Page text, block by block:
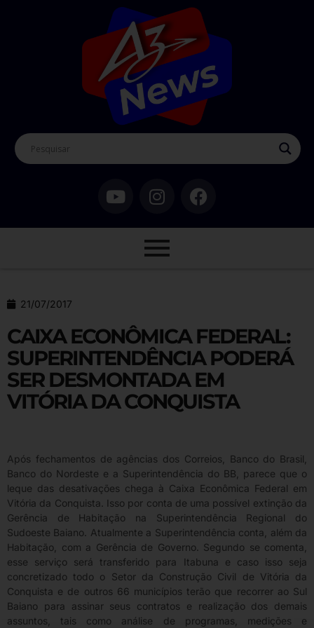
21/07/2017
CAIXA ECONÔMICA FEDERAL:
SUPERINTENDÊNCIA PODERÁ
SER DESMONTADA EM
VITÓRIA DA CONQUISTA
Após fechamentos de agências dos Correios, Banco do Brasil,
Banco do Nordeste e a Superintendência do BB, parece que o
leque das desativações chega à Caixa Econômica Federal em
Vitória da Conquista. Isso por conta de uma possível extinção da
Gerência de Habitação na Superintendência Regional do
Sudoeste Baiano. Atualmente a Superintendência conta, além da
Habitação, com a Gerência de Governo. Segundo se comenta,
esse serviço será transferido para Itabuna e caso isso seja
concretizado todo o Setor da Construção Civil de Vitória da
Conquista e de outros 66 municípios terão que recorrer ao Sul
Baiano para assinar seus contratos e realização dos demais
assuntos, tais como análise de programas, medições e